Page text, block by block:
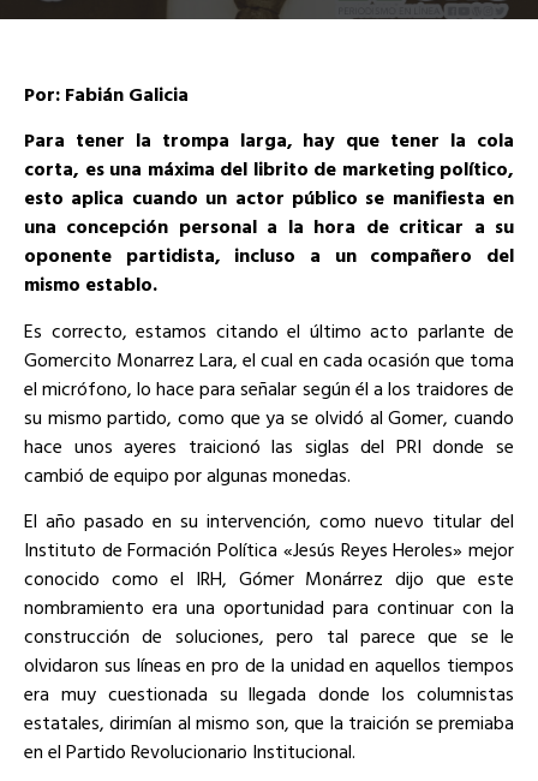
Por: Fabián Galicia
Para tener la trompa larga, hay que tener la cola
corta, es una máxima del librito de marketing político,
esto aplica cuando un actor público se manifiesta en
una concepción personal a la hora de criticar a su
oponente partidista, incluso a un compañero del
mismo establo.
Es correcto, estamos citando el último acto parlante de
Gomercito Monarrez Lara, el cual en cada ocasión que toma
el micrófono, lo hace para señalar según él a los traidores de
su mismo partido, como que ya se olvidó al Gomer, cuando
hace unos ayeres traicionó las siglas del PRI donde se
cambió de equipo por algunas monedas.
El año pasado en su intervención, como nuevo titular del
Instituto de Formación Política «Jesús Reyes Heroles» mejor
conocido como el IRH, Gómer Monárrez dijo que este
nombramiento era una oportunidad para continuar con la
construcción de soluciones, pero tal parece que se le
olvidaron sus líneas en pro de la unidad en aquellos tiempos
era muy cuestionada su llegada donde los columnistas
estatales, dirimían al mismo son, que la traición se premiaba
en el Partido Revolucionario Institucional.